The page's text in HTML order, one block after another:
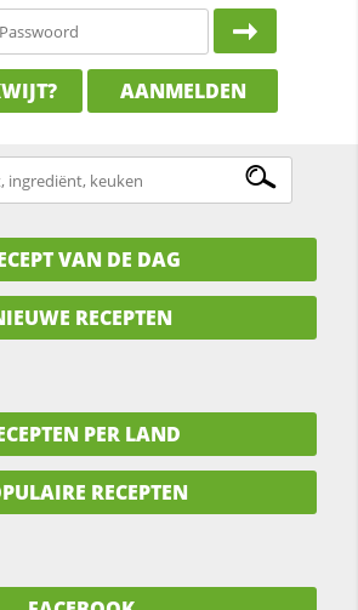
AANMELDEN
VAN DE DAG
RECEPTEN
PER LAND
RECEPTEN